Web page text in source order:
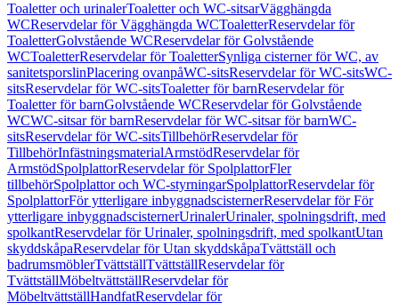
Toaletter och urinalerToaletter och WC-sitsarVägghängda
WCReservdelar för Vägghängda WCToaletterReservdelar för
ToaletterGolvstående WCReservdelar för Golvstående
WCToaletterReservdelar för ToaletterSynliga cisterner för WC, av
sanitetsporslinPlacering ovanpåWC-sitsReservdelar för WC-sitsWC-
sitsReservdelar för WC-sitsToaletter för barnReservdelar för
Toaletter för barnGolvstående WCReservdelar för Golvstående
WCWC-sitsar för barnReservdelar för WC-sitsar för barnWC-
sitsReservdelar för WC-sitsTillbehörReservdelar för
TillbehörInfästningsmaterialArmstödReservdelar för
ArmstödSpolplattorReservdelar för SpolplattorFler
tillbehörSpolplattor och WC-styrningarSpolplattorReservdelar för
SpolplattorFör ytterligare inbyggnadscisternerReservdelar för För
ytterligare inbyggnadscisternerUrinalerUrinaler, spolningsdrift, med
spolkantReservdelar för Urinaler, spolningsdrift, med spolkantUtan
skyddskåpaReservdelar för Utan skyddskåpaTvättställ och
badrumsmöblerTvättställTvättställReservdelar för
TvättställMöbeltvättställReservdelar för
MöbeltvättställHandfatReservdelar för